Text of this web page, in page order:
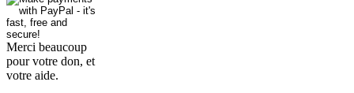
Merci beaucoup
pour votre don, et
votre aide.